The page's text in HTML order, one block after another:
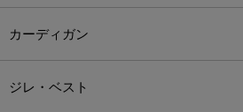
カーディガン
ジレ・ベスト